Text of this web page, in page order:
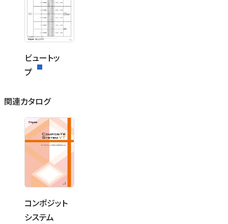
ビュートッ
プ
関連カタログ
コンポジット
システム